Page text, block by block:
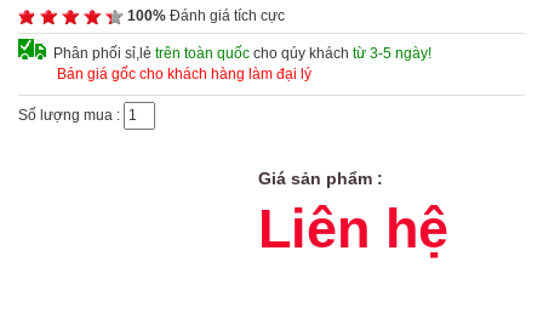
100% Đánh giá tích cực
Phân phối sỉ,lẻ trên toàn quốc cho qúy khách từ 3-5 ngày!
Bán giá gốc cho khách hàng làm đại lý
Số lượng mua :
Giá sản phẩm :
Liên hệ